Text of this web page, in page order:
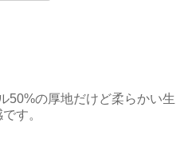
50%の厚地だけど柔らかい生
す。